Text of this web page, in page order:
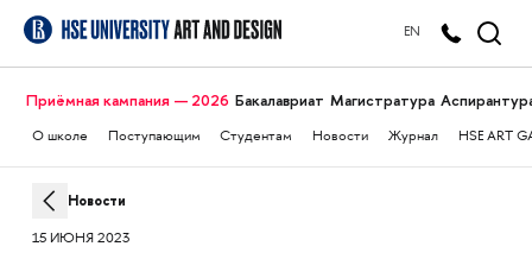
EN
Приёмная кампания — 2026 Бакалавриат Магистратура
О школе Поступающим Студентам Новости Журнал HSE ART
Новости
15 ИЮНЯ 2023